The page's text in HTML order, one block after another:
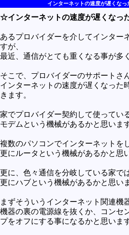
地理とか
宇宙とか地球
ハイテク・デジタルとか
趣味
未確認
テレビドラマとか
アプリケーション操作
プログラミング(C言語)
プログラミング(HTML)
プログラミング(PHP)
プログラミング(JavaScript)
インターネットの速度が遅くなっ
☆インターネットの速度が遅くなっ
あるプロバイダーを介してインター
すが、
最近、通信がとても重くなる事が多
そこで、プロバイダーのサポートさ
インターネットの速度が遅くなった
きます。
家でプロバイダー契約して使ってい
モデムという機械があるかと思います
複数のパソコンでインターネットを
更にルータという機械があるかと思
更に、色々通信を分岐している家では
更にハブという機械があるかと思い
まずそういうインターネット関連機
機器の裏の電源線を抜くか、コンセ
プをオフにする事になるかと思います